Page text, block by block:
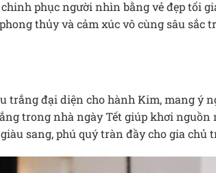
phục người nhìn bằng vẻ đẹp tối
thủy và cảm xúc vô cùng sâu sắc
trắng đại diện cho hành Kim, mang ý
trong nhà ngày Tết giúp khơi nguồn
sang, phú quý tràn đầy cho gia chủ